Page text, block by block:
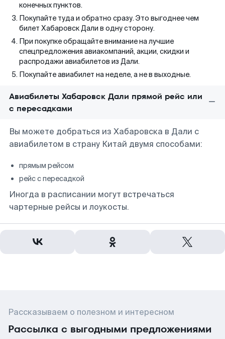
конечных пунктов.
Покупайте туда и обратно сразу. Это выгоднее чем
билет Хабаровск Дали в одну сторону.
При покупке обращайте внимание на лучшие
спецпредложения авиакомпаний, акции, скидки и
распродажи авиабилетов из Дали.
Покупайте авиабилет на неделе, а не в выходные.
Авиабилеты Хабаровск Дали прямой рейс или
с пересадками
Вы можете добраться из Хабаровска в Дали с
авиабилетом в страну Китай двумя способами:
прямым рейсом
рейс с пересадкой
Иногда в расписании могут встречаться
чартерные рейсы и лоукосты.
Рассказываем о полезном и интересном
Рассылка с выгодными предложениями